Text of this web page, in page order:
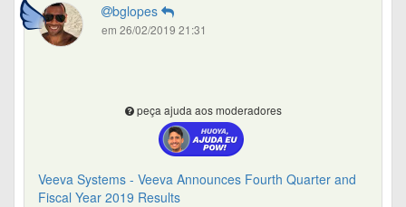
bglopes
em 26/02/2019 21:31
peça ajuda aos moderadores
Veeva Systems - Veeva Announces Fourth Quarter and
Fiscal Year 2019 Results